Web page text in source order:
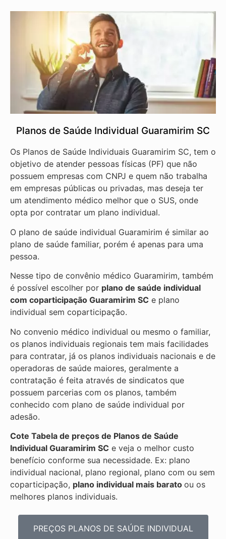
Planos de Saúde Individual Guaramirim SC
Os Planos de Saúde Individuais Guaramirim SC, tem o
objetivo de atender pessoas físicas (PF) que não
possuem empresas com CNPJ e quem não trabalha
em empresas públicas ou privadas, mas deseja ter
um atendimento médico melhor que o SUS, onde
opta por contratar um plano individual.
O plano de saúde individual Guaramirim é similar ao
plano de saúde familiar, porém é apenas para uma
pessoa.
Nesse tipo de convênio médico Guaramirim, também
é possível escolher por plano de saúde individual
com coparticipação Guaramirim SC e plano
individual sem coparticipação.
No convenio médico individual ou mesmo o familiar,
os planos individuais regionais tem mais facilidades
para contratar, já os planos individuais nacionais e de
operadoras de saúde maiores, geralmente a
contratação é feita através de sindicatos que
possuem parcerias com os planos, também
conhecido com plano de saúde individual por
adesão.
Cote Tabela de preços de Planos de Saúde
Individual Guaramirim SC e veja o melhor custo
benefício conforme sua necessidade. Ex: plano
individual nacional, plano regional, plano com ou sem
coparticipação, plano individual mais barato ou os
melhores planos individuais.
PREÇOS PLANOS DE SAÚDE INDIVIDUAL